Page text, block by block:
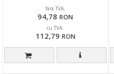
fara TVA:
94,78 RON
cu TVA:
112,79 RON